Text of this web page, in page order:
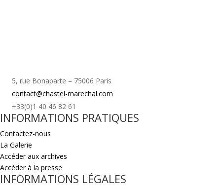
5, rue Bonaparte – 75006 Paris
contact@chastel-marechal.com
+33(0)1 40 46 82 61
INFORMATIONS PRATIQUES
Contactez-nous
La Galerie
Accéder aux archives
Accéder à la presse
INFORMATIONS LÉGALES